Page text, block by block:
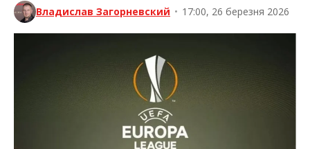
Владислав Загорневский • 17:00, 26 березня 2026